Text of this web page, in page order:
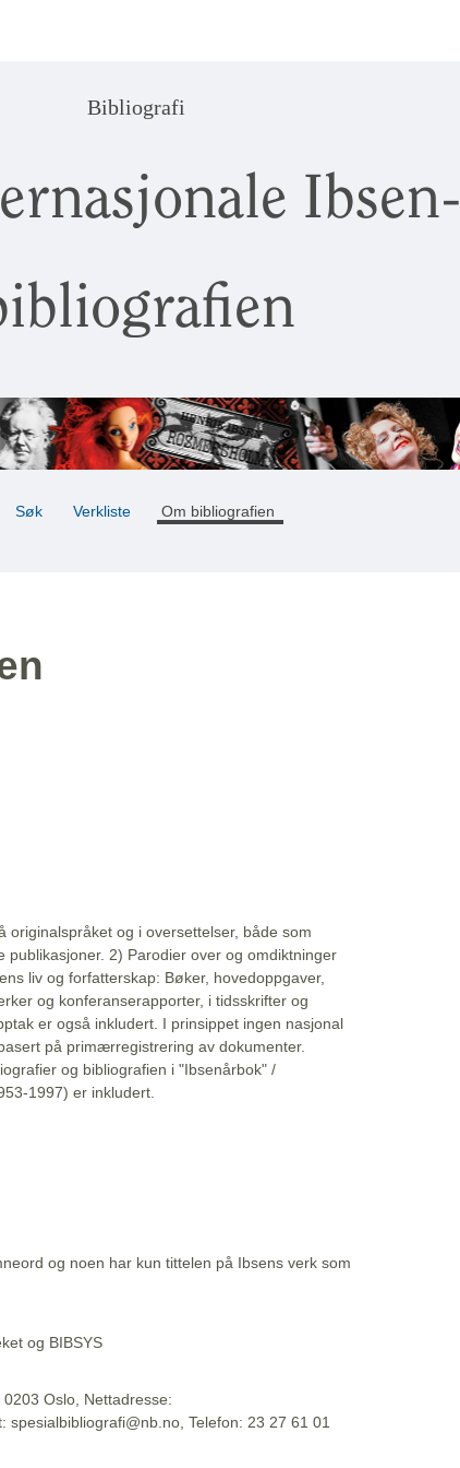
Bibliografi
Ibsen-
Søk Verkliste Om bibliografien
originalspråket og i oversettelser, både som
2) Parodier over og omdiktninger
liv og forfatterskap: Bøker, hovedoppgaver,
og konferanserapporter, i tidsskrifter og
er også inkludert. I prinsippet ingen nasjonal
på primærregistrering av dokumenter.
og bibliografien i "Ibsenårbok" /
1997) er inkludert.
og noen har kun tittelen på Ibsens verk som
og BIBSYS
Oslo, Nettadresse:
spesialbibliografi@nb.no, Telefon: 23 27 61 01